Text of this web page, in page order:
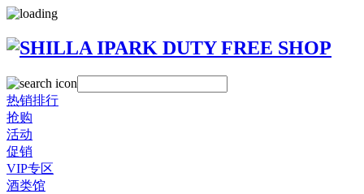
热销排行
抢购
活动
促销
VIP专区
酒类馆